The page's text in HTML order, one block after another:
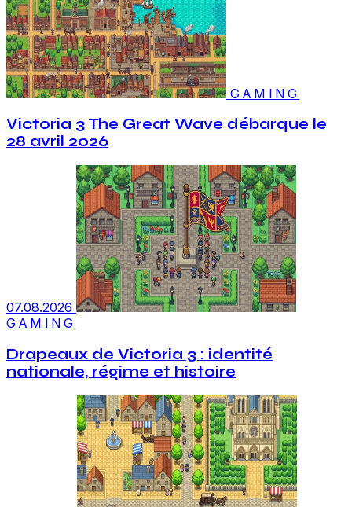
GAMING
Victoria 3 The Great Wave débarque le
28 avril 2026
07.08.2026
GAMING
Drapeaux de Victoria 3 : identité
nationale, régime et histoire